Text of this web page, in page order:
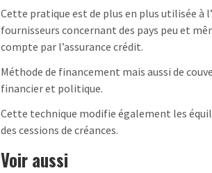
Cette pratique est de plus en plus utilisée à
fournisseurs concernant des pays peu et
compte par l’assurance crédit.
Méthode de financement mais aussi de
financier et politique.
Cette technique modifie également les
des cessions de créances.
Voir aussi